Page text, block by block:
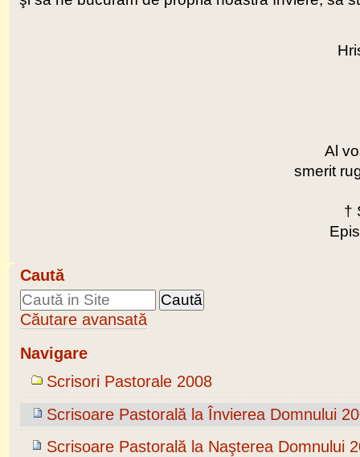
Al
smerit
†
Caută
Căutare avansată
Navigare
Scrisori Pastorale 2008
Scrisoare Pastorală la Învierea Domnului
Scrisoare Pastorală la Naşterea Domnului